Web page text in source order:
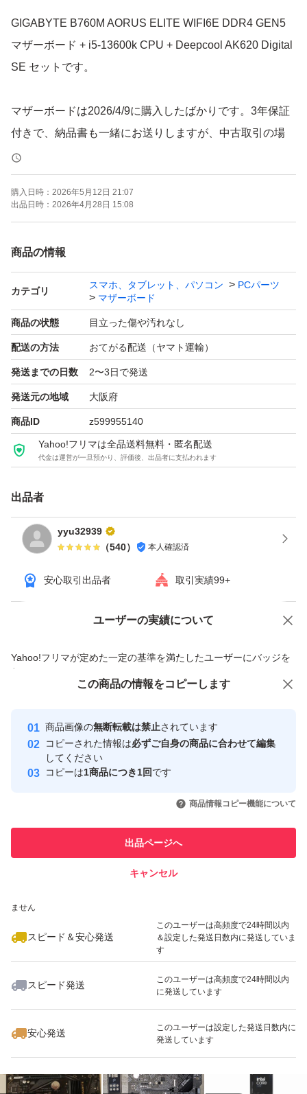
GIGABYTE B760M AORUS ELITE WIFI6E DDR4 GEN5
マザーボード + i5-13600k CPU + Deepcool AK620 Digital
SE セットです。
マザーボードは2026/4/9に購入したばかりです。3年保証
付きで、納品書も一緒にお送りしますが、中古取引の場
合、保証がどうなるかは不明です。
CPUは中古で購入しました。2週間程度問題なく使えまし
た。
クーラーは未使用品を購入して、パネルなど問題なく使え
付属品は：マザーボード元箱一式、CPU本体のみ、クー
ラー元箱一式です。
グリスはおまけとして一緒にお送りします。
ヤマト運輸の宅急便サイズで発送予定です。
到着後、24時間以内に検品後、受取評価できる方のみご
購入お願いいたします。
購入日時： 2026年5月12日 21:07
出品日時： 2026年4月28日 15:08
商品の情報
カテゴリ
スマホ、タブレット、パソコン
PCパーツ
マザーボード
商品の状態 目立った傷や汚れなし
配送の方法 おてがる配送（ヤマト運輸）
発送までの日数 2〜3日で発送
発送元の地域 大阪府
商品ID z599955140
Yahoo!フリマは全品送料無料・匿名配送
代金は運営が一旦預かり、評価後、出品者に支払われます
出品者
yyu32939
（540） 本人確認済
安心取引出品者 取引実績99+
ユーザーの実績について
Yahoo!フリマが定めた一定の基準を満たしたユーザーにバッジを
付与しています
安心取引出品者
心・安全なユーザーです
取引実績
引を完了させた実績があります
での取引実績があります
ません
スピード＆安心発送
このユーザーは高頻度で24時間以内
＆設定した発送日数内に発送していま
す
スピード発送
このユーザーは高頻度で24時間以内
に発送しています
安心発送
このユーザーは設定した発送日数内に
発送しています
価格の相談 商品への質問
この商品の情報をコピーします
商品画像の無断転載は禁止されています
コピーされた情報は必ずご自身の商品に合わせて編集
してください
コピーは1商品につき1回です
商品情報コピー機能について
出品ページへ
キャンセル
この商品をみている人にオススメ
いいね！
30,000